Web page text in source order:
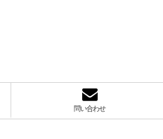
問い合わせ